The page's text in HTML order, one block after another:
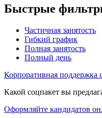
Быстрые
Частичная занятость
Гибкий график
Полная занятость
Полный день
Корпоративная поддержка
Какой соцпакет вы
Оформляйте кандидатов